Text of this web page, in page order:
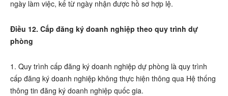
ngày làm việc, kể từ ngày nhận được hồ sơ hợp lệ.
Điều 12. Cấp đăng ký doanh nghiệp theo quy trình dự
phòng
1. Quy trình cấp đăng ký doanh nghiệp dự phòng là quy trình
cấp đăng ký doanh nghiệp không thực hiện thông qua Hệ thống
thông tin đăng ký doanh nghiệp quốc gia.